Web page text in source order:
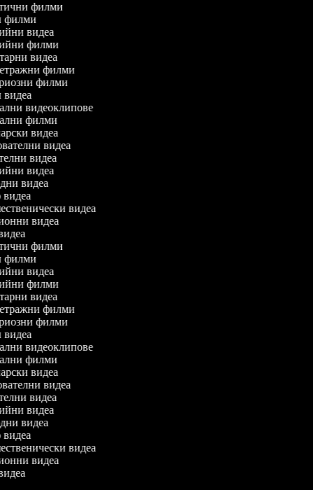
филми
филми
видеа
филми
видеа
филми
филми
видеа
видеоклипове
филми
видеа
видеа
видеа
видеа
видеа
видеа
видеа
видеа
филми
филми
видеа
филми
видеа
филми
филми
видеа
видеоклипове
филми
видеа
видеа
видеа
видеа
видеа
видеа
видеа
видеа